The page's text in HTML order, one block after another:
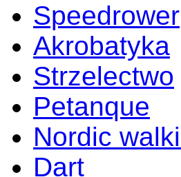
Speedrower
Akrobatyka
Strzelectwo
Petanque
Nordic
Dart